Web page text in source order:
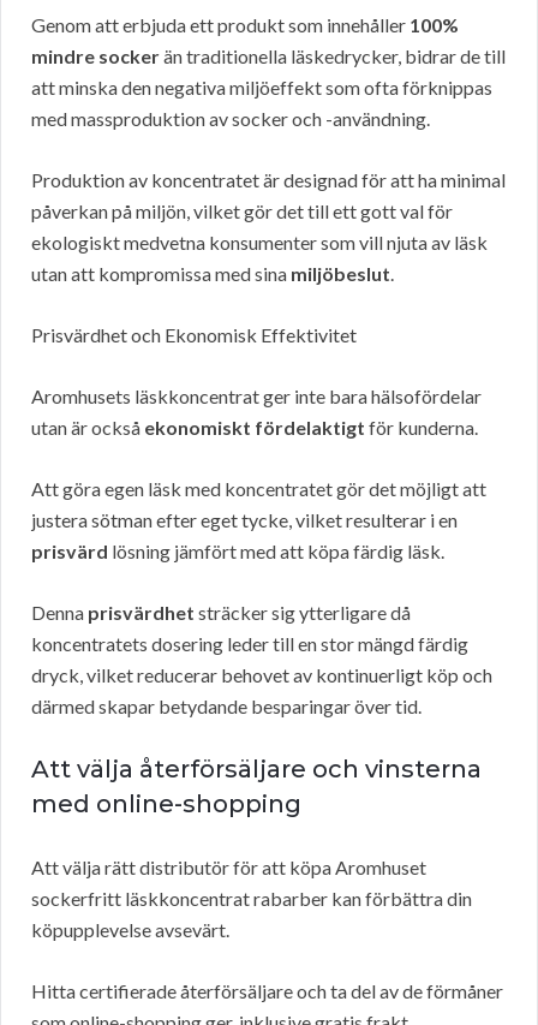
Genom att erbjuda ett produkt som innehåller 100%
mindre sockerän traditionella läskedrycker, bidrar de till
att minska den negativa miljöeffekt som ofta förknippas
med massproduktion av socker och -användning.
Produktion av koncentratet är designad för att ha minimal
påverkan på miljön, vilket gör det till ett gott val för
ekologiskt medvetna konsumenter som vill njuta av läsk
utan att kompromissa med sina miljöbeslut.
Prisvärdhet och Ekonomisk Effektivitet
Aromhusets läskkoncentrat ger inte bara hälsofördelar
utan är också ekonomiskt fördelaktigt för kunderna.
Att göra egen läsk med koncentratet gör det möjligt att
justera sötman efter eget tycke, vilket resulterar i en
prisvärd lösning jämfört med att köpa färdig läsk.
Denna prisvärdhet sträcker sig ytterligare då
koncentratets dosering leder till en stor mängd färdig
dryck, vilket reducerar behovet av kontinuerligt köp och
därmed skapar betydande besparingar över tid.
Att välja återförsäljare och vinsterna
med online-shopping
Att välja rätt distributör för att köpa Aromhuset
sockerfritt läskkoncentrat rabarber kan förbättra din
köpupplevelse avsevärt.
Hitta certifierade återförsäljare och ta del av de förmåner